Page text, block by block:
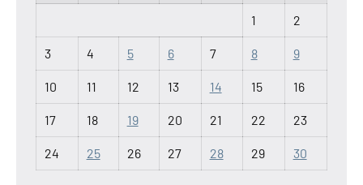
1 2
3 4 5 6 7 8 9
10 11 12 13 14 15 16
17 18 19 20 21 22 23
24 25 26 27 28 29 30